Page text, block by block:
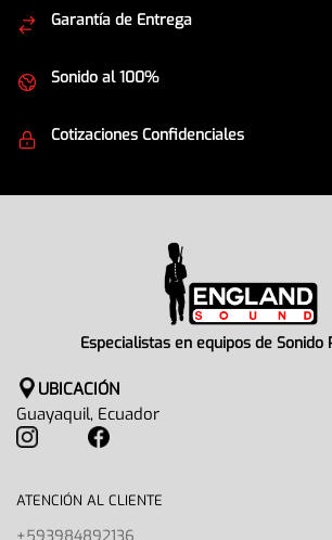
Garantía de Entrega
Sonido al 100%
Cotizaciones Confidenciales
Especialistas en equipos de Sonido
UBICACIÓN
Guayaquil, Ecuador
ATENCIÓN AL CLIENTE